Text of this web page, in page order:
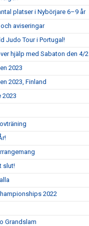
platser i Nybörjare 6–9 år
aviseringar
Judo Tour i Portugal!
hjälp med Sabaton den 4/2
2023
2023, Finland
2023
slut!
2022
Grandslam